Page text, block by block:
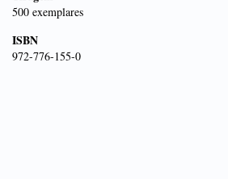
500 exemplares
ISBN
972-776-155-0